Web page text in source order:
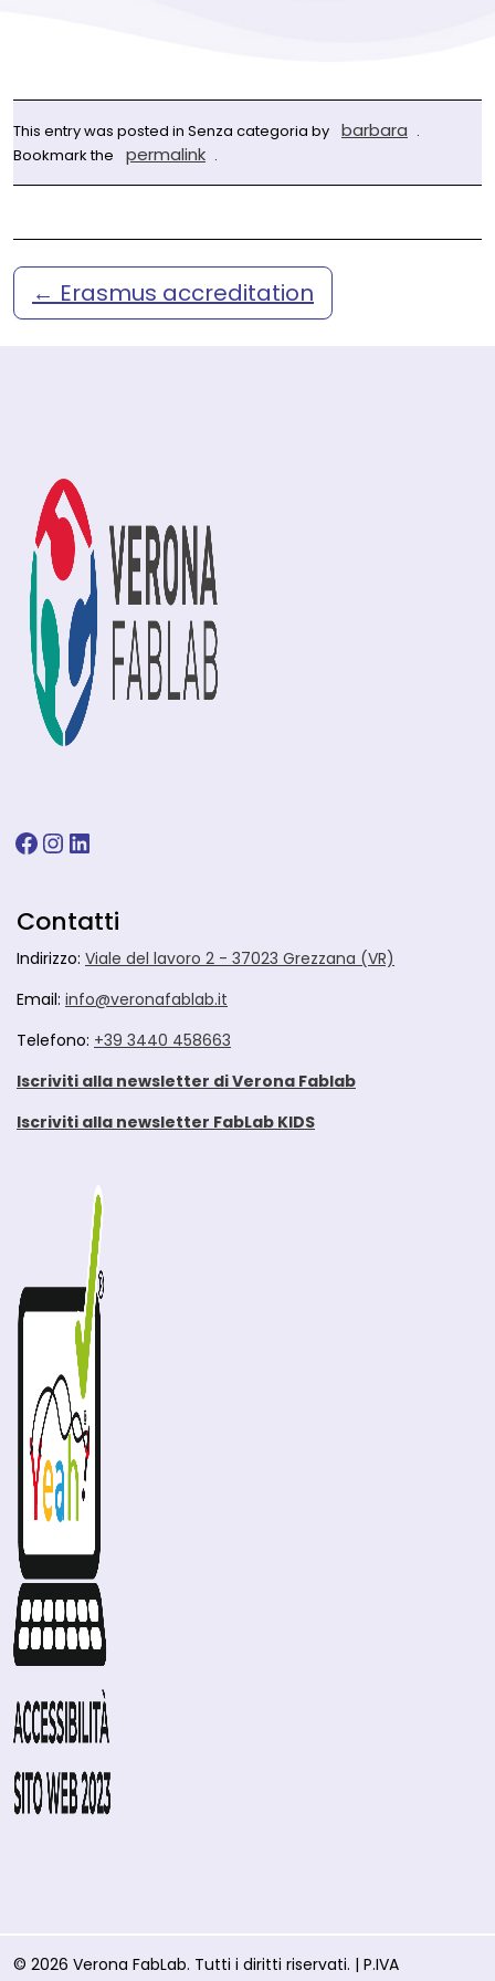
This entry was posted in Senza categoria by barbara .
Bookmark the
permalink .
← Erasmus accreditation
Facebook
Instagram
LinkedIn
Contatti
Indirizzo: Viale del lavoro 2 - 37023 Grezzana (VR)
Email: info@veronafablab.it
Telefono: +39 3440 458663
Iscriviti alla newsletter di Verona Fablab
Iscriviti alla newsletter FabLab KIDS
© 2026 Verona FabLab. Tutti i diritti riservati. | P.IVA